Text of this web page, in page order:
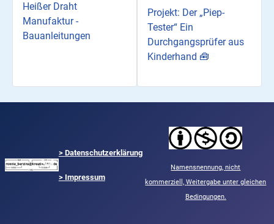
Heißer Draht
Manufaktur -
Bauanleitungen
Projekt: Der „Piep-
Tester“ Ein
Durchgangsprüfer aus
Kinderhand 🧰
> Datenschutzerklärung
> Impressum
Namensnennung,nicht
kommerziell,Weitergabe unter gleichen
Bedingungen.